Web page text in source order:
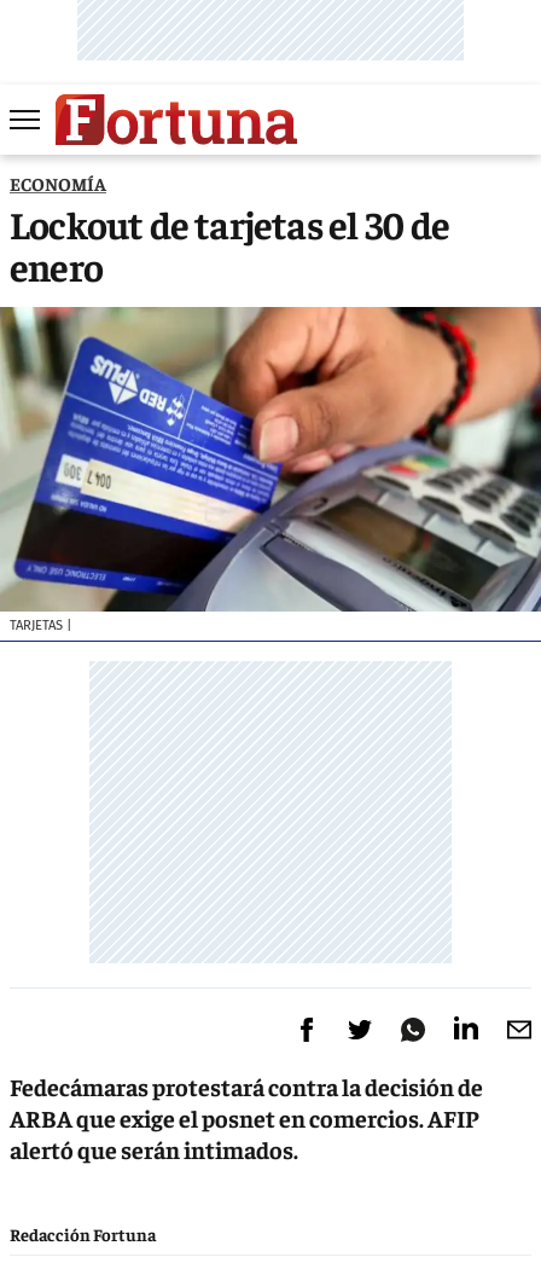
ECONOMÍA
Lockout de tarjetas el 30 de
enero
TARJETAS
Fedecámaras protestará contra la decisión de
ARBA que exige el posnet en comercios. AFIP
alertó que serán intimados.
Redacción Fortuna